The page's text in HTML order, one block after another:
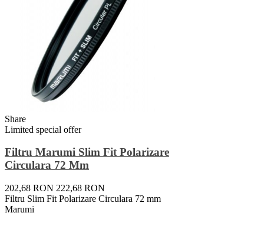
Share
Limited special offer
Filtru Marumi Slim Fit Polarizare
Circulara 72 Mm
202,68 RON 222,68 RON
Filtru Slim Fit Polarizare Circulara 72 mm
Marumi